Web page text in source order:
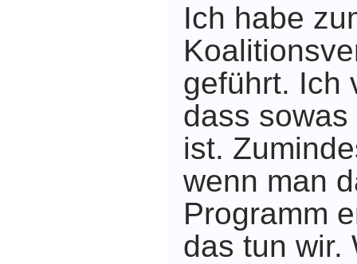
Ich habe
geführt. Ich
dass
ist.
wenn man
Programm
das tun wir.